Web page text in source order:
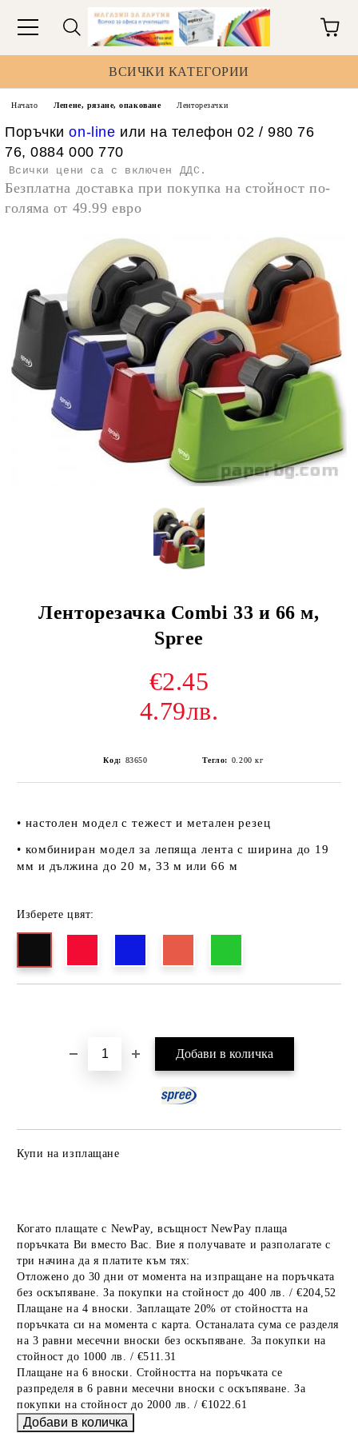
ВСИЧКИ КАТЕГОРИИ
Начало Лепене, рязане, опаковане Ленторезачки
Поръчкиon-line или на телефон 02 / 980 76
76, 0884 000 770
Всички цени са с включен ДДС.
Безплатна доставка при покупка на стойност по-
голяма от 49.99 евро
Ленторезачка Combi 33 и 66 м,
Spree
€2.45
4.79лв.
Код: 83650 Тегло: 0.200 кг
• настолен модел с тежест и метален резец
• комбиниран модел за лепяща лента с ширина до 19
мм и дължина до 20 м, 33 м или 66 м
Изберете цвят:
Купи на изплащане
Когато плащате с NewPay, всъщност NewPay плаща
поръчката Ви вместо Вас. Вие я получавате и разполагате с
три начина да я платите към тях:
Отложено до 30 дни от момента на изпращане на поръчката
без оскъпяване. За покупки на стойност до 400 лв. / €204,52
Плащане на 4 вноски. Заплащате 20% от стойността на
поръчката си на момента с карта. Останалата сума се разделя
на 3 равни месечни вноски без оскъпяване. За покупки на
стойност до 1000 лв. / €511.31
Плащане на 6 вноски. Стойността на поръчката се
разпределя в 6 равни месечни вноски с оскъпяване. За
покупки на стойност до 2000 лв. / €1022.61